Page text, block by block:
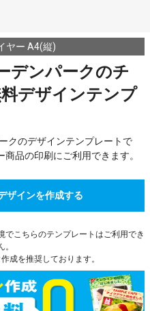
ヤー A4(縦)
デンパークのチ
デザインテンプ
クのデザインテンプレートで
品の印刷にご利用できます。
ザインを作成する
でこちらのテンプレートはご利用でき
。
成を推奨しております。